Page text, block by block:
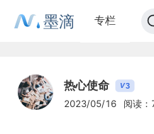
墨滴 专栏
热心使命 V3
2023/05/16 阅读：